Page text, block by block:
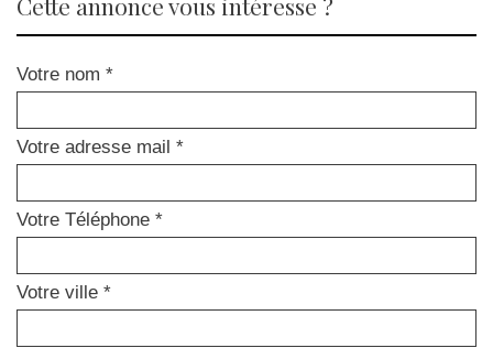
Votre nom *
Votre adresse mail *
Votre Téléphone *
Votre ville *